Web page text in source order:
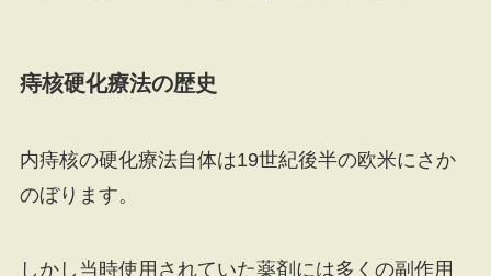
痔核硬化療法の歴史
内痔核の硬化療法自体は19世紀後半の欧米にさか
のぼります。
しかし当時使用されていた薬剤には多くの副作用